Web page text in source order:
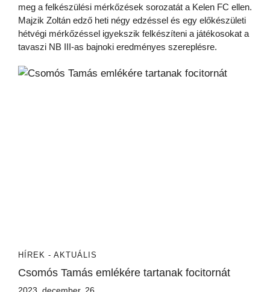
meg a felkészülési mérkőzések sorozatát a Kelen FC ellen.
Majzik Zoltán edző heti négy edzéssel és egy előkészületi
hétvégi mérkőzéssel igyekszik felkészíteni a játékosokat a
tavaszi NB III-as bajnoki eredményes szereplésre.
HÍREK - AKTUÁLIS
Csomós Tamás emlékére tartanak focitornát